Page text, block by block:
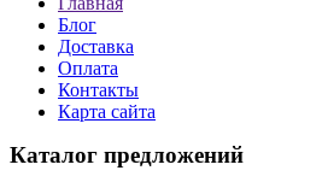
Блог
Доставка
Оплата
Контакты
Карта сайта
Каталог предложений